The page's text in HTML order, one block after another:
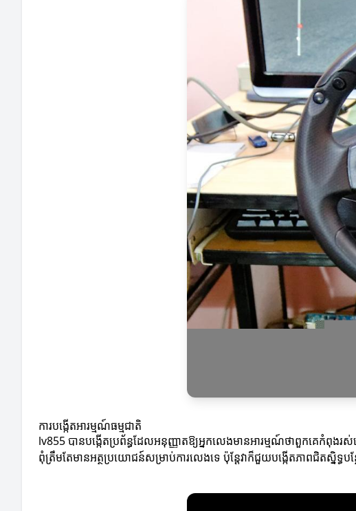
ការបង្កើតអារម្មណ៍ធម្មជាតិ
lv855 បានបង្កើតប្រព័ន្ធដែលអនុញ្ញាតឱ្យអ្នកលេងមានអារម្មណ៍ថាពួកគេកំពុងរ
ពុំត្រឹមតែមានអត្ថប្រយោជន៍សម្រាប់ការលេងទេ ប៉ុន្តែវាក៏ជួយបង្កើតភាពជិតស្និទ្ធ